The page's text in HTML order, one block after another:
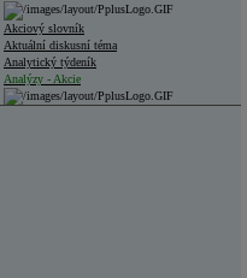
Akciový slovník
Aktuální diskusní téma
Analytický týdeník
Analýzy - Akcie